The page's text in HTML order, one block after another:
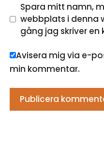
Spara mitt namn,
webbplats i denna
gång jag skriver en
Avisera mig via e-
min kommentar.